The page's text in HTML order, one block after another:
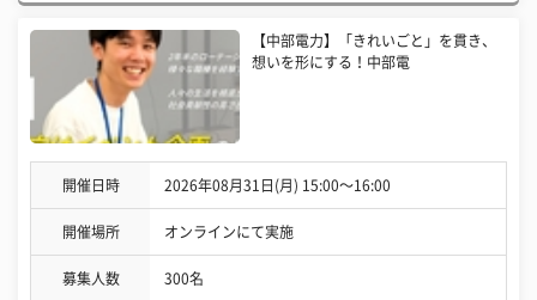
【中部電力】「きれいごと」を貫き、
想いを形にする！中部電
開催日時 2026年08月31日(月) 15:00〜16:00
開催場所 オンラインにて実施
募集人数 300名